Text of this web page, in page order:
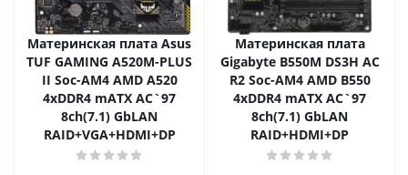
Материнская плата Asus
TUF GAMING A520M-PLUS
II Soc-AM4 AMD A520
4xDDR4 mATX AC`97
8ch(7.1) GbLAN
RAID+VGA+HDMI+DP
Материнская плата
Gigabyte B550M DS3H AC
R2 Soc-AM4 AMD B550
4xDDR4 mATX AC`97
8ch(7.1) GbLAN
RAID+HDMI+DP